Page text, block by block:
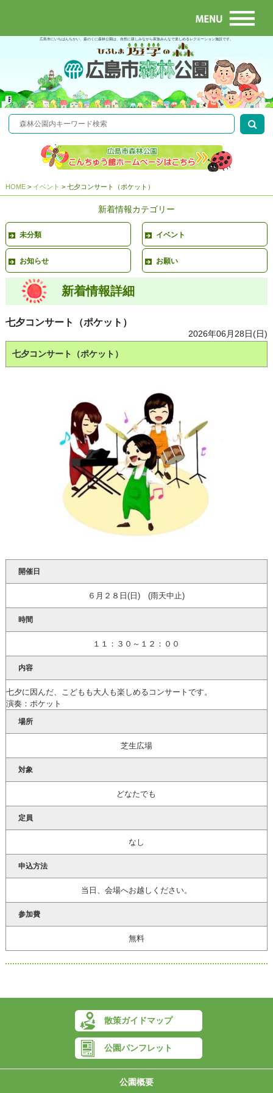
広島市にいちばんちかい、森のくに森林公園は、自然に親しみながら家族みんなで楽しめるレクエーション施設です。
HOME> イベント > 七夕コンサート（ポケット）
新着情報カテゴリー
未分類 イベント
お知らせ お願い
新着情報詳細
七夕コンサート（ポケット）
2026年06月28日(日)
七夕コンサート（ポケット）
開催日
６月２８日(日) (雨天中止)
時間
１１：３０～１２：００
内容
七夕に因んだ、こどもも大人も楽しめるコンサートです。
演奏：ポケット
場所
芝生広場
対象
どなたでも
定員
なし
申込方法
当日、会場へお越しください。
参加費
無料
散策ガイドマップ
公園パンフレット
公園概要